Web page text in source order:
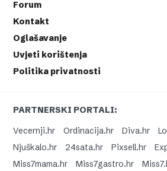
Forum
Kontakt
Oglašavanje
Uvjeti korištenja
Politika privatnosti
PARTNERSKI PORTALI:
Vecernji.hr
Ordinacija.hr Diva.hr
Njuškalo.hr
24sata.hr Pixsell.hr
Miss7mama.hr
Miss7gastro.hr